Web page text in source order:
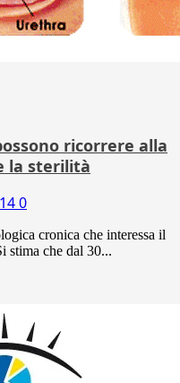
ricorrere alla
la sterilità
0
cronica che interessa il
stima che dal 30...